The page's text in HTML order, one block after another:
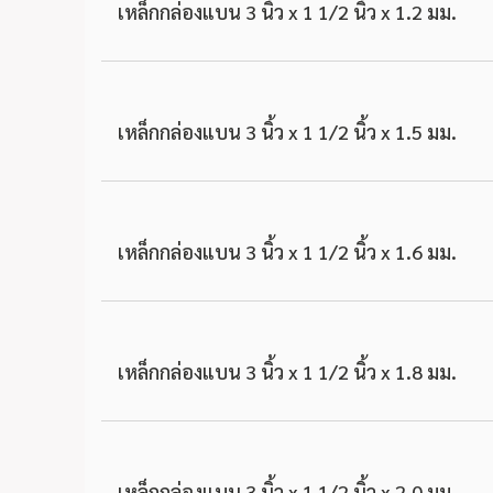
เหล็กกล่องแบน 3 นิ้ว x 1 1/2 นิ้ว x 1.2 มม.
เหล็กกล่องแบน 3 นิ้ว x 1 1/2 นิ้ว x 1.5 มม.
เหล็กกล่องแบน 3 นิ้ว x 1 1/2 นิ้ว x 1.6 มม.
เหล็กกล่องแบน 3 นิ้ว x 1 1/2 นิ้ว x 1.8 มม.